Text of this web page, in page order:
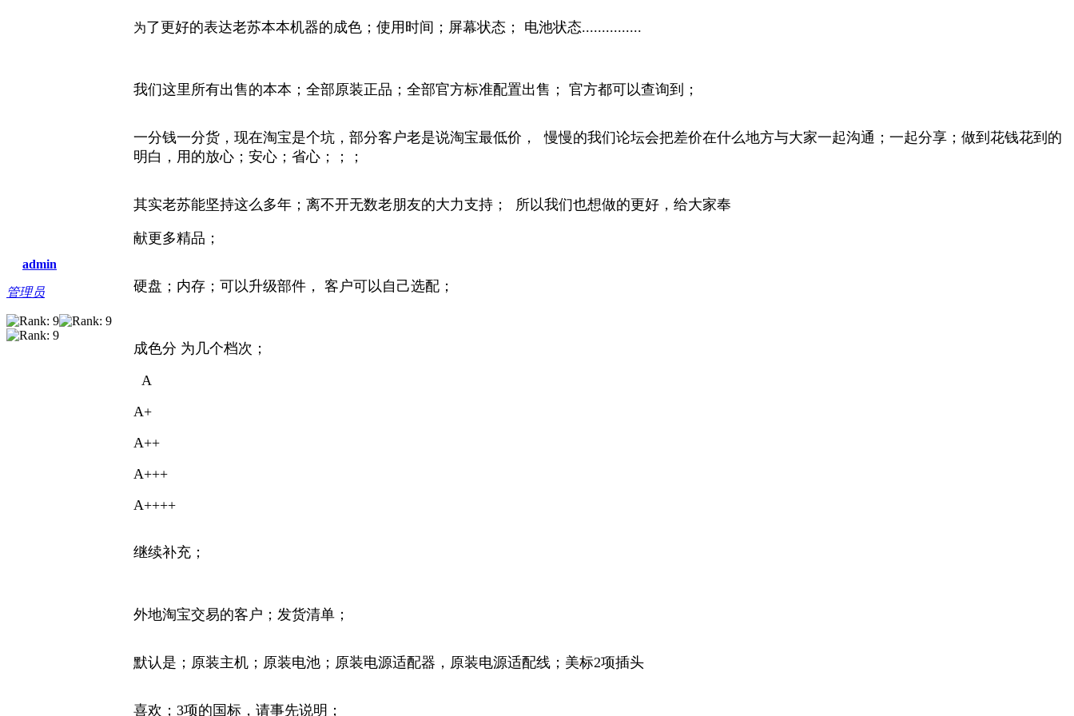
admin
管理员
为了更好的表达老苏本本机器的成色；使用时间；屏幕状态； 电池状态...............
我们这里所有出售的本本；全部原装正品；全部官方标准配置出售； 官方都可以查询到；
一分钱一分货，现在淘宝是个坑，部分客户老是说淘宝最低价， 慢慢的我们论坛会把差价在什么地方与大家一起沟通；一起分享；做到花钱花到的
明白，用的放心；安心；省心；；；
其实老苏能坚持这么多年；离不开无数老朋友的大力支持； 所以我们也想做的更好，给大家奉
献更多精品；
硬盘；内存；可以升级部件， 客户可以自己选配；
成色分 为几个档次；
A
A+
A++
A+++
A++++
继续补充；
外地淘宝交易的客户；发货清单；
默认是；原装主机；原装电池；原装电源适配器，原装电源适配线；美标2项插头
喜欢；3项的国标，请事先说明；